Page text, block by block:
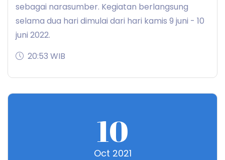
sebagai narasumber. Kegiatan berlangsung
selama dua hari dimulai dari hari kamis 9 juni - 10
juni 2022.
20:53 WIB
10
Oct 2021